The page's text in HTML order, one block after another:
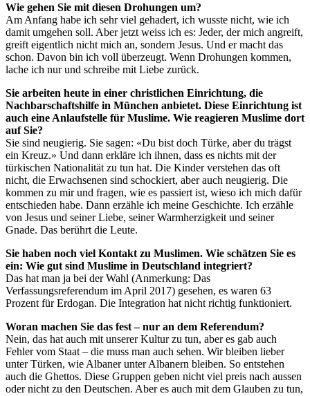
Wie gehen Sie mit diesen Drohungen um?
Am Anfang habe ich sehr viel gehadert, ich wusste nicht, wie ich
damit umgehen soll. Aber jetzt weiss ich es: Jeder, der mich angreift,
greift eigentlich nicht mich an, sondern Jesus. Und er macht das
schon. Davon bin ich voll überzeugt. Wenn Drohungen kommen,
lache ich nur und schreibe mit Liebe zurück.
Sie arbeiten heute in einer christlichen Einrichtung, die
Nachbarschaftshilfe in München anbietet. Diese Einrichtung ist
auch eine Anlaufstelle für Muslime. Wie reagieren Muslime dort
auf Sie?
Sie sind neugierig. Sie sagen: «Du bist doch Türke, aber du trägst
ein Kreuz.» Und dann erkläre ich ihnen, dass es nichts mit der
türkischen Nationalität zu tun hat. Die Kinder verstehen das oft
nicht, die Erwachsenen sind schockiert, aber auch neugierig. Die
kommen zu mir und fragen, wie es passiert ist, wieso ich mich dafür
entschieden habe. Dann erzähle ich meine Geschichte. Ich erzähle
von Jesus und seiner Liebe, seiner Warmherzigkeit und seiner
Gnade. Das berührt die Leute.
Sie haben noch viel Kontakt zu Muslimen. Wie schätzen Sie es
ein: Wie gut sind Muslime in Deutschland integriert?
Das hat man ja bei der Wahl (Anmerkung: Das
Verfassungsreferendum im April 2017) gesehen, es waren 63
Prozent für Erdogan. Die Integration hat nicht richtig funktioniert.
Woran machen Sie das fest – nur an dem Referendum?
Nein, das hat auch mit unserer Kultur zu tun, aber es gab auch
Fehler vom Staat – die muss man auch sehen. Wir bleiben lieber
unter Türken, wie Albaner unter Albanern bleiben. So entstehen
auch die Ghettos. Diese Gruppen geben nicht viel preis nach aussen
oder nicht zu den Deutschen. Aber es auch mit dem Glauben zu tun,